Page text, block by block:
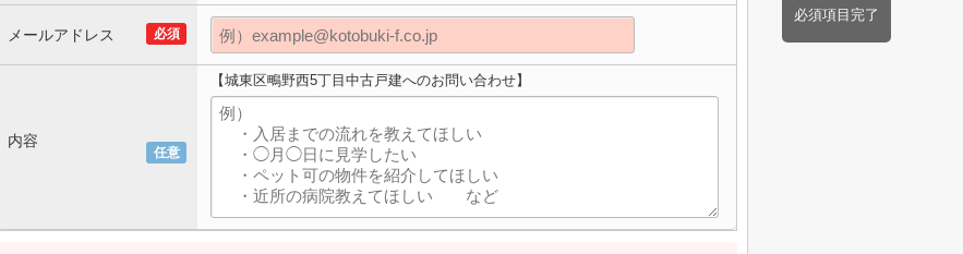
必須項目完了
必須
メールアドレス
任意
内容
【城東区鴫野西5丁目中古戸建へのお問い合わせ】